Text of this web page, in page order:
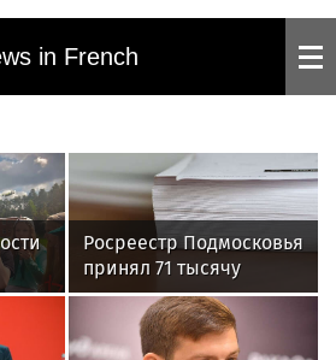
in French
Росреестр Подмосковья
принял 71 тысячу
заявок на регистрацию
ипотеки за полгода